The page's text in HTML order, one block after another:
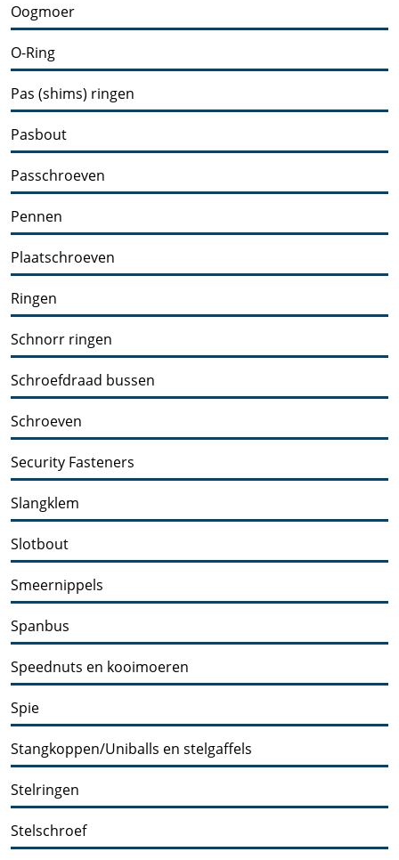
Oogmoer
O-Ring
Pas (shims) ringen
Pasbout
Passchroeven
Pennen
Plaatschroeven
Ringen
Schnorr ringen
Schroefdraad bussen
Schroeven
Security Fasteners
Slangklem
Slotbout
Smeernippels
Spanbus
Speednuts en kooimoeren
Spie
Stangkoppen/Uniballs en stelgaffels
Stelringen
Stelschroef